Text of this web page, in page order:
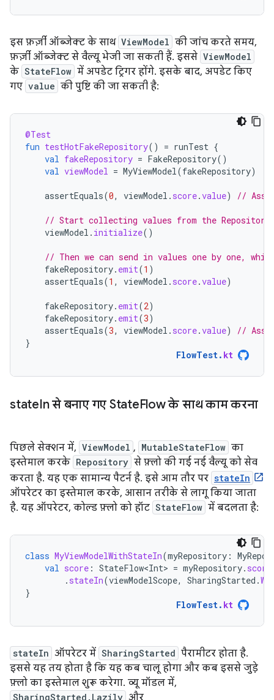
इस फ़र्ज़ी ऑब्जेक्ट के साथ ViewModel की जांच करते समय,
फ़र्ज़ी ऑब्जेक्ट से वैल्यू भेजी जा सकती हैं. इससे ViewModel
के StateFlow में अपडेट ट्रिगर होंगे. इसके बाद, अपडेट किए
गए value की पुष्टि की जा सकती है:
@Test
fun testHotFakeRepository() = runTest {
val fakeRepository = FakeRepository()
val viewModel = MyViewModel(fakeRepository)
assertEquals(0, viewModel . score.value) //
// Start collecting values from the Repository
viewModel . initialize()
// Then we can send in values one by one,
fakeRepository. emit(1 )
assertEquals(1 , viewModel . score.value)
fakeRepository. emit(2)
fakeRepository. emit(3)
assertEquals(3, viewModel . score.value)
//
}
FlowTest. kt
stateIn से बनाए गए StateFlow के साथ काम करना
पिछले सेक्शन में, ViewModel , MutableStateFlow का
इस्तेमाल करके Repository से फ़्लो की गई नई वैल्यू को सेव
करता है. यह एक सामान्य पैटर्न है. इसे आम तौर पर stateIn
ऑपरेटर का इस्तेमाल करके, आसान तरीके से लागू किया जाता
है. यह ऑपरेटर, कोल्ड फ़्लो को हॉट StateFlow में बदलता है:
class MyViewModelWithStateIn(myRepository :
val score : StateFlow<Int> = myRepository.
. stateIn(viewModelScope, SharingStarted .
}
FlowTest. kt
stateIn ऑपरेटर में SharingStarted पैरामीटर होता है.
इससे यह तय होता है कि यह कब चालू होगा और कब इससे जुड़े
फ़्लो का इस्तेमाल शुरू करेगा. व्यू मॉडल में,
SharingStarted.Lazily और